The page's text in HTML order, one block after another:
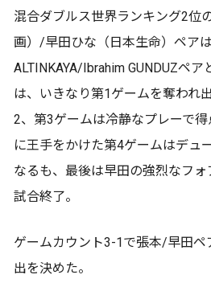
混合ダブルス世界ランキング2位
画）/早田ひな（日本生命）ペア
ALTINKAYA/Ibrahim GUNDUZペ
は、いきなり第1ゲームを奪われ
2、第3ゲームは冷静なプレーで
に王手をかけた第4ゲームはデュ
なるも、最後は早田の強烈なフォ
試合終了。
ゲームカウント3-1で張本/早田ペ
出を決めた。